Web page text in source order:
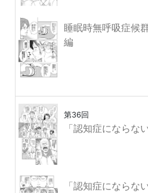
睡眠時無呼吸症候
編
第36回
「認知症にならな
「認知症にならな